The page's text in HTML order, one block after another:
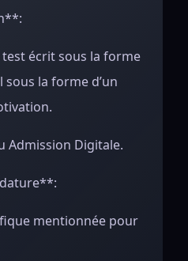
test écrit sous la forme
sous la forme d’un
Admission Digitale.
mentionnée pour